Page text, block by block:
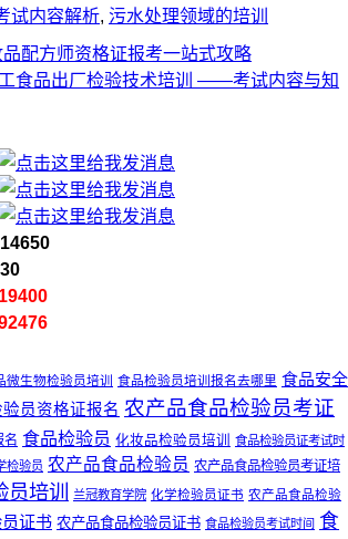
试内容解析​, 污水处理领域的培训
配方师资格证报考一站式攻略
食品出厂检验技术培训 ——考试内容与知
微生物检验员培训 食品检验员培训报名去哪里 食品安全
员资格证报名 农产品食品检验员考证
名 食品检验员 化妆品检验员培训
食品检验员证考试时
检验员 农产品食品检验员 农产品食品检验员考证培
培训 兰冠教育学院 化学检验员证书 农产品食品检验
证书 农产品食品检验员证书 食品检验员考试时间 食